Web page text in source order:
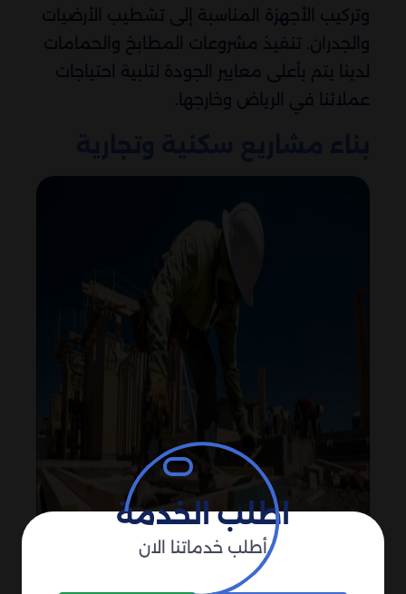
وتركيب الأجهزة المناسبة إلى تشطيب الأرضيات
والجدران. تنفيذ مشروعات المطابخ والحمامات
لدينا يتم بأعلى معايير الجودة لتلبية احتياجات
عملائنا في الرياض وخارجها.
اطلب الخدمة
أطلب خدماتنا الان